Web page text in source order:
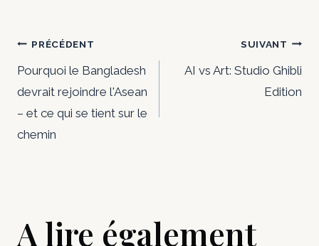
Navigation
de
l’article
PRÉCÉDENT
Pourquoi le Bangladesh
devrait rejoindre l'Asean
– et ce qui se tient sur le
chemin
SUIVANT
AI vs Art: Studio Ghibli
Edition
A lire également